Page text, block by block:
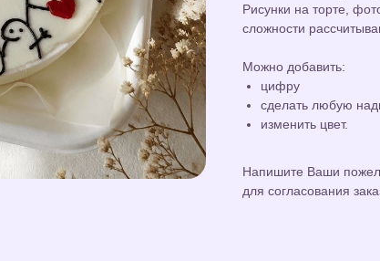
Рисунки на торте,
сложности
Можно добавить:
цифру
сделать любую
изменить цвет.
Напишите Ваши
для согласования